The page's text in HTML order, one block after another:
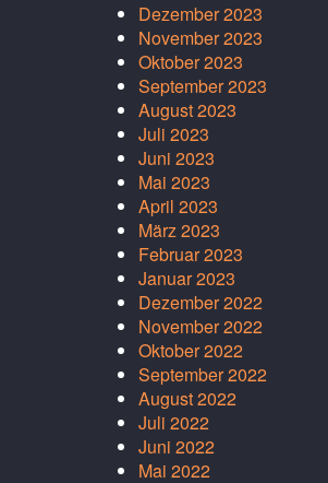
Dezember 2023
November 2023
Oktober 2023
September 2023
August 2023
Juli 2023
Juni 2023
Mai 2023
April 2023
März 2023
Februar 2023
Januar 2023
Dezember 2022
November 2022
Oktober 2022
September 2022
August 2022
Juli 2022
Juni 2022
Mai 2022